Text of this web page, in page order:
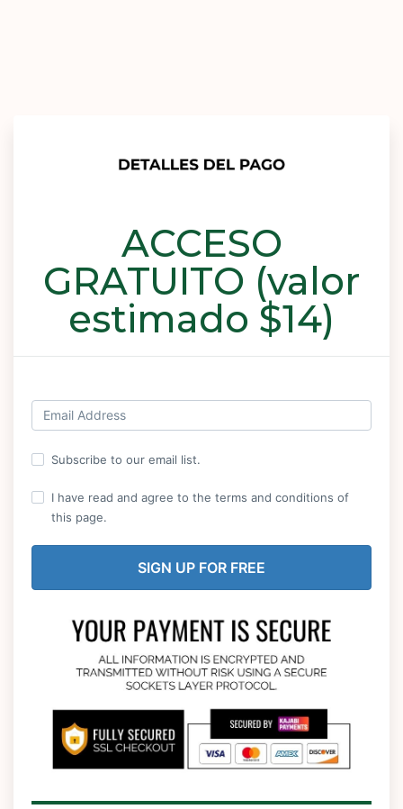
ACCESO
GRATUITO (valor
estimado $14)
Subscribe to our email list.
I have read and agree to the terms and conditions of
this page.